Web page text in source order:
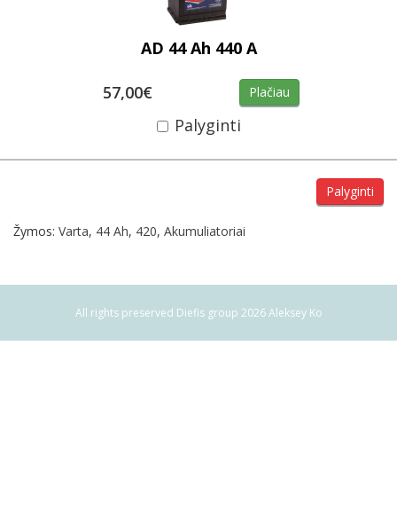
AD 44 Ah 440 A
57,00€ Plačiau
Palyginti
Palyginti
Žymos: Varta, 44 Ah, 420, Akumuliatoriai
All rights preserved Diefis group 2026 Aleksey Ko